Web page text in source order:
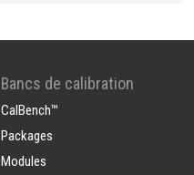
Bancs de calibration
CalBench™
Packages
Modules